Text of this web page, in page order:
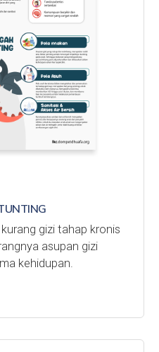
gizi tahap kronis
asupan gizi
kehidupan.